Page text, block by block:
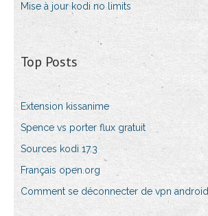
Mise à jour kodi no limits
Top Posts
Extension kissanime
Spence vs porter flux gratuit
Sources kodi 17.3
Français open.org
Comment se déconnecter de vpn android